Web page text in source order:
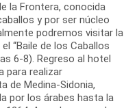
la Frontera, conocida
y por ser núcleo
podremos visitar la
“Baile de los Caballos
6-8). Regreso al hotel
para realizar
de Medina-Sidonia,
por los árabes hasta la